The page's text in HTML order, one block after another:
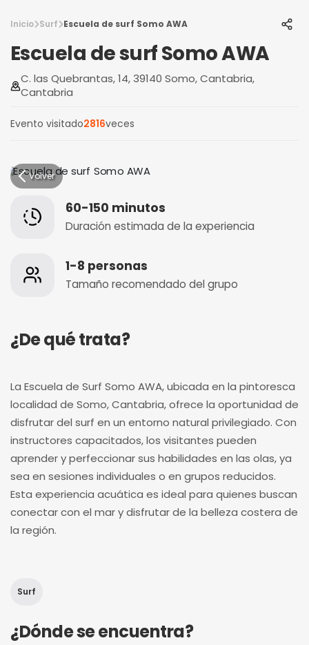
Inicio Surf Escuela de surf Somo AWA
Escuela de surf Somo AWA
C. las Quebrantas, 14, 39140 Somo, Cantabria,
Cantabria
Evento visitado2816veces
Volver
60-150 minutos
Duración estimada de la experiencia
1-8 personas
Tamaño recomendado del grupo
¿De qué trata?
La Escuela de Surf Somo AWA, ubicada en la pintoresca
localidad de Somo, Cantabria, ofrece la oportunidad de
disfrutar del surf en un entorno natural privilegiado. Con
instructores capacitados, los visitantes pueden
aprender y perfeccionar sus habilidades en las olas, ya
sea en sesiones individuales o en grupos reducidos.
Esta experiencia acuática es ideal para quienes buscan
conectar con el mar y disfrutar de la belleza costera de
la región.
Surf
¿Dónde se encuentra?